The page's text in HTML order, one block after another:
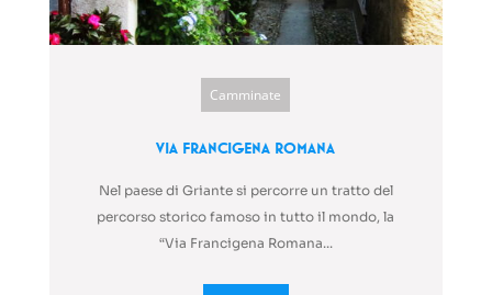
Camminate
Via Francigena Romana
Nel paese di Griante si percorre un tratto del
percorso storico famoso in tutto il mondo, la
“Via Francigena Romana...